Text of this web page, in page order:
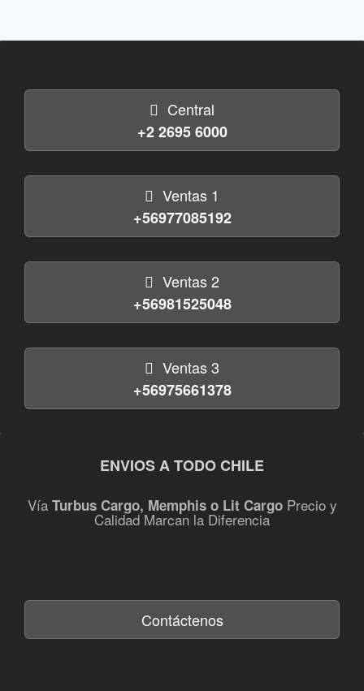
Central
+2 2695 6000
Ventas 1
+56977085192
Ventas 2
+56981525048
Ventas 3
+56975661378
ENVIOS A TODO CHILE
Vía Turbus Cargo, Memphis o Lit CargoPrecio y
Calidad Marcan la Diferencia
Contáctenos